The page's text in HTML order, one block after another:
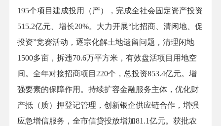
195个项目建成投用（产），完成全社会固定资产投资
515.2亿元、增长20%。大力开展“比招商、清闲地、促
投资”竞赛活动，逐宗化解土地遗留问题，清理闲地
1500多亩，拆违70.6万平方米，有效盘活项目用地空
间。全年对接招商项目220个，总投资853.4亿元。增
强要素的保障作用。持续扩容金融服务主体，优化财
产抵（质）押登记管理，创新银企供应链合作，增强
应急增信服务，全市信贷投放增加81.1亿元。获批农